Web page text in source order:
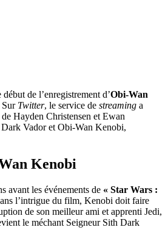
de l’enregistrement d’Obi-Wan
Sur Twitter, le service de streaming a
Hayden Christensen et Ewan
Vador et Obi-Wan Kenobi,
Kenobi
avant les événements de « Star Wars :
l’intrigue du film, Kenobi doit faire
de son meilleur ami et apprenti Jedi,
le méchant Seigneur Sith Dark